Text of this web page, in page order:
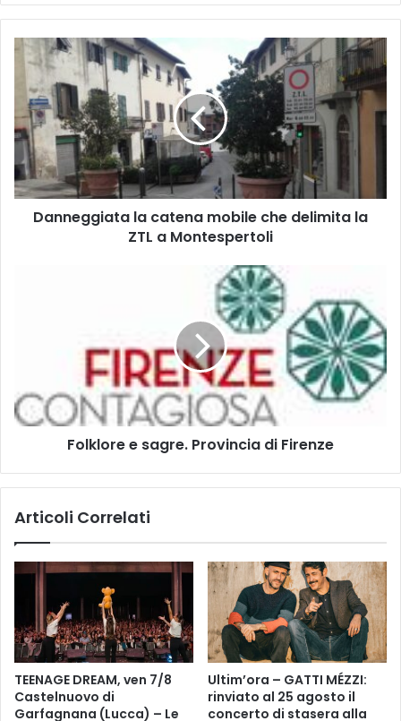
D
e
g
i
a
m
o
c
d
i
m
i
t
a
Danneggiata la catena mobile che delimita la
ZTL a Montespertoli
e
e
e
r
i
n
a
Folklore e sagre. Provincia di Firenze
Articoli Correlati
TEENAGE DREAM, ven 7/8
Castelnuovo di
Garfagnana (Lucca) – Le
Ultim’ora – GATTI MÉZZI:
rinviato al 25 agosto il
concerto di stasera alla